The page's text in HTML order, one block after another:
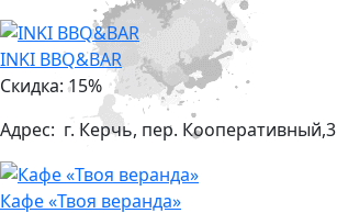
INKI BBQ&BAR
Скидка: 15%
Адрес: г. Керчь, пер. Кооперативный,3
Кафе «Твоя веранда»